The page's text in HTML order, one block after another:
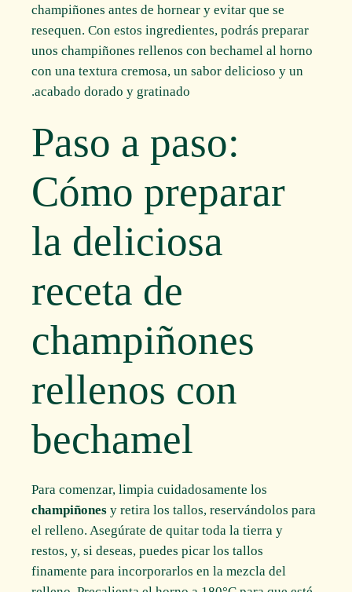
champiñones antes de hornear y evitar que se
resequen. Con estos ingredientes, podrás preparar
unos champiñones rellenos con bechamel al horno
con una textura cremosa, un sabor delicioso y un
acabado dorado y gratinado.
Paso a paso:
Cómo preparar
la deliciosa
receta de
champiñones
rellenos con
bechamel
Para comenzar, limpia cuidadosamente los
champiñones y retira los tallos, reservándolos para
el relleno. Asegúrate de quitar toda la tierra y
restos, y, si deseas, puedes picar los tallos
finamente para incorporarlos en la mezcla del